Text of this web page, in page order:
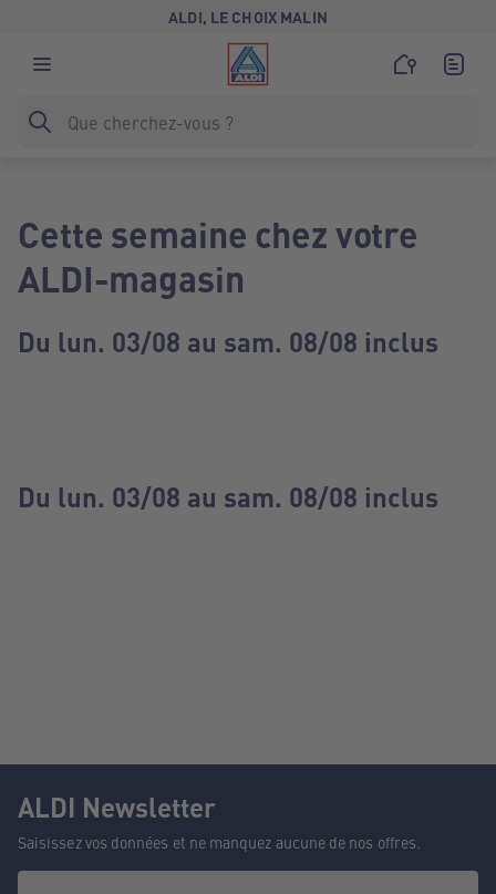
ALDI, LE CHOIX MALIN
Cette semaine chez votre
ALDI-magasin
Du lun. 03/08 au sam. 08/08 inclus
Du lun. 03/08 au sam. 08/08 inclus
ALDI Newsletter
Saisissez vos données et ne manquez aucune de nos offres.